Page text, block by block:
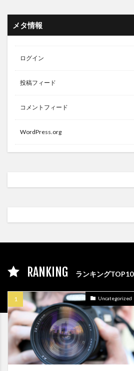
メタ情報
ログイン
投稿フィード
コメントフィード
WordPress.org
RANKING ランキングTOP10
Uncategorized